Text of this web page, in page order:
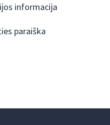
informacija
paraiška